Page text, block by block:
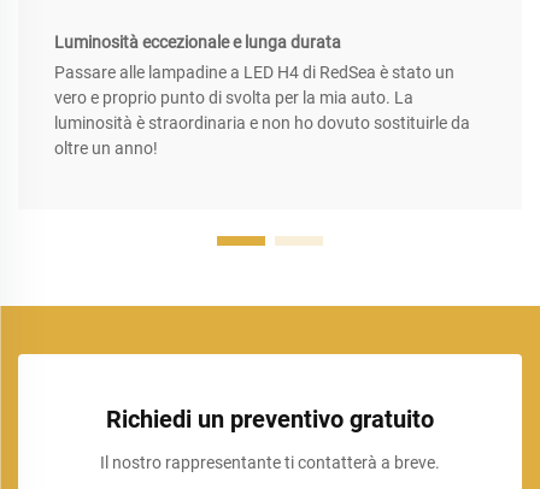
Luminosità eccezionale e lunga durata
Passare alle lampadine a LED H4 di RedSea è stato un
vero e proprio punto di svolta per la mia auto. La
luminosità è straordinaria e non ho dovuto sostituirle da
oltre un anno!
Richiedi un preventivo gratuito
Il nostro rappresentante ti contatterà a breve.